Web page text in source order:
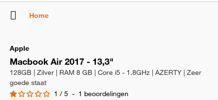
Home
Apple
Macbook Air 2017 - 13,3"
128GB | Zilver | RAM 8 GB | Core i5 - 1.8GHz | AZERTY | Zeer
goede staat
1 / 5 - 1 beoordelingen